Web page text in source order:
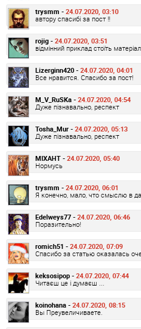
trysmm - 24.07.2020, 03:10
автору спасибі за пост !!
rojig - 24.07.2020, 03:51
відмінний приклад стоїть
Lizerginn420 - 24.07.2020, 04:01
Все нравится. Спасибо за пост!
M_V_RuSKa - 24.07.2020, 04:54
Дуже пізнавально, респект
Tosha_Mur - 24.07.2020, 05:13
Дуже пізнавально, респект
MIXAHT - 24.07.2020, 05:40
Нормусь
trysmm - 24.07.2020, 06:01
Я конечно, мало, что смыслю в
Edelweys77 - 24.07.2020, 06:46
Поразительно!
romich51 - 24.07.2020, 07:09
Спасибо за статью оказалась
keksosipop - 24.07.2020, 07:44
Читаєш це і думаєш ...
koinohana - 24.07.2020, 08:15
Вы Преувеличиваете.